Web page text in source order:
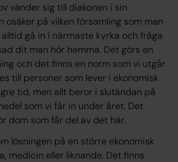
vänder sig till diakonen i sin
osäker på vilken församling som man
gå in i närmaste kyrka och fråga
dit man hör hemma. Det görs en
och det finns en norm som vi utgår
till personer som lever i ekonomisk
tid, men allt beror i slutändan på
som vi får in under året. Det
dom som får del av det här.
lösningen på en större ekonomisk
medicin eller liknande. Det finns